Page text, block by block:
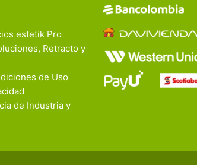
estetik Pro
Retracto y
de Uso
de Industria y